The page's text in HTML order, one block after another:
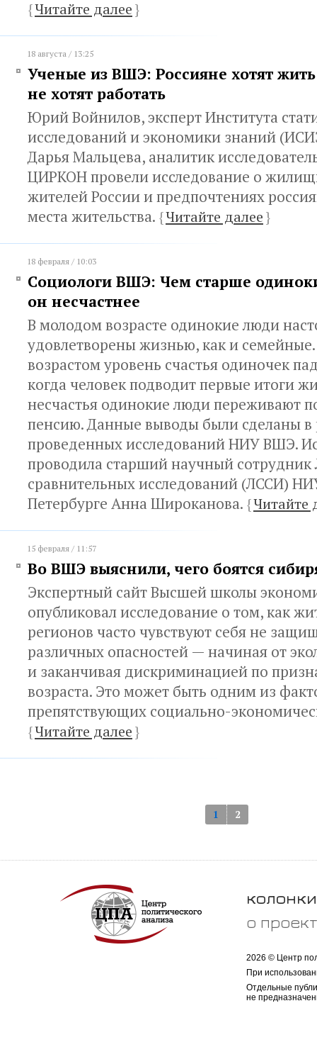
{Читайте далее}
18 августа / 13:25
Ученые из ВШЭ: Россияне хотят
не хотят работать
Юрий Войнилов, эксперт Института
исследований и экономики знаний
Дарья Мальцева, аналитик
ЦИРКОН провели исследование о
жителей России и предпочтениях
места жительства. {Читайте далее}
18 февраля / 10:03
Социологи ВШЭ: Чем старше
он несчастнее
В молодом возрасте одинокие люди
удовлетворены жизнью, как и
возрастом уровень счастья одиночек
когда человек подводит первые итоги
несчастья одинокие люди переживают
пенсию. Данные выводы были сделаны в
проведенных исследований НИУ ВШЭ.
проводила старший научный сотрудник
сравнительных исследований (ЛССИ)
Петербурге Анна Широканова. {Читайте
15 февраля / 11:57
Во ВШЭ выяснили, чего боятся
Экспертный сайт Высшей школы
опубликовал исследование о том, как
регионов часто чувствуют себя не
различных опасностей — начиная от
и заканчивая дискриминацией по
возраста. Это может быть одним из
препятствующих социально-
{Читайте далее}
1 2
колонки
о
2026 © Центр
При
Отдельные
не